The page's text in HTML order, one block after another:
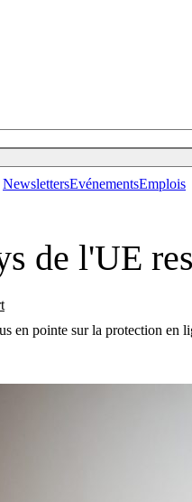
NewslettersEvénementsEmplois
de l'UE
en pointe sur la protection en